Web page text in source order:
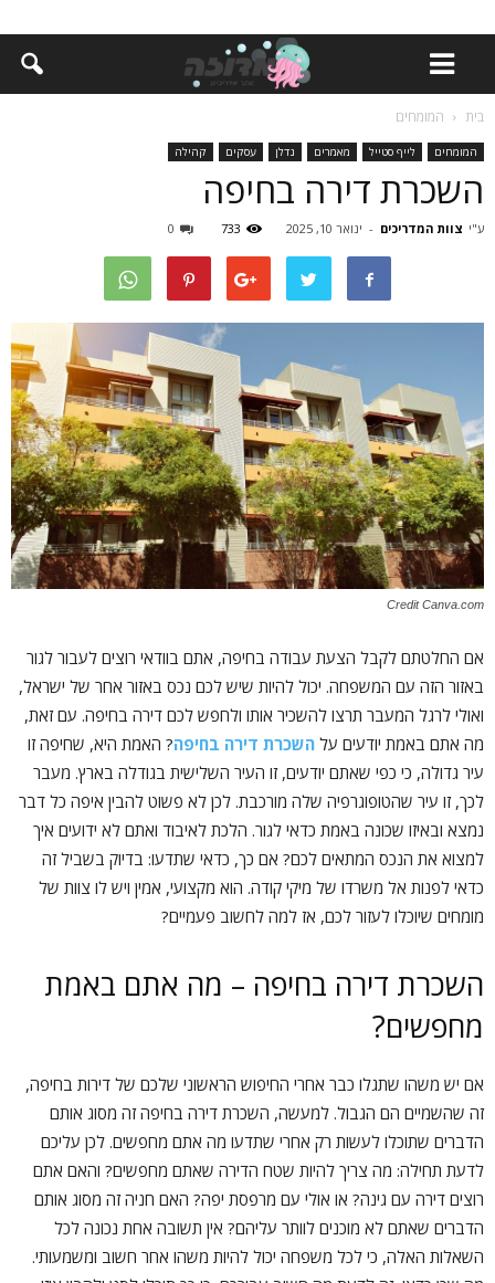
בית המומחים
המומחים לייף סטייל מאמרים נדלן עסקים קהילה
השכרת דירה בחיפה
ע"י צוות המדריכים - ינואר 10, 2025 733
0
Credit Canva.com
אם החלטתם לקבל הצעת עבודה בחיפה, אתם בוודאי רוצים לעבור לגור
באזור הזה עם המשפחה. יכול להיות שיש לכם נכס באזור אחר של ישראל,
ואולי לרגל המעבר תרצו להשכיר אותו ולחפש לכם דירה בחיפה. עם זאת,
מה אתם באמת יודעים על השכרת דירה בחיפה? האמת היא, שחיפה זו
עיר גדולה, כי כפי שאתם יודעים, זו העיר השלישית בגודלה בארץ. מעבר
לכך, זו עיר שהטופוגרפיה שלה מורכבת. לכן לא פשוט להבין איפה כל דבר
נמצא ובאיזו שכונה באמת כדאי לגור. הלכת לאיבוד ואתם לא ידועים איך
למצוא את הנכס המתאים לכם? אם כך, כדאי שתדעו: בדיוק בשביל זה
כדאי לפנות אל משרדו של מיקי קודה. הוא מקצועי, אמין ויש לו צוות של
מומחים שיוכלו לעזור לכם, אז למה לחשוב פעמיים?
השכרת דירה בחיפה – מה אתם באמת
מחפשים?
אם יש משהו שתגלו כבר אחרי החיפוש הראשוני שלכם של דירות בחיפה,
זה שהשמיים הם הגבול. למעשה, השכרת דירה בחיפה זה מסוג אותם
הדברים שתוכלו לעשות רק אחרי שתדעו מה אתם מחפשים. לכן עליכם
לדעת תחילה: מה צריך להיות שטח הדירה שאתם מחפשים? והאם אתם
רוצים דירה עם גינה? או אולי עם מרפסת יפה? האם חניה זה מסוג אותם
הדברים שאתם לא מוכנים לוותר עליהם? אין תשובה אחת נכונה לכל
השאלות האלה, כי לכל משפחה יכול להיות משהו אחר חשוב ומשמעותי.